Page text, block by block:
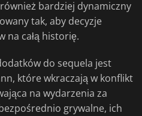
bardziej dynamiczny
tak, aby decyzje
na całą historię.
do sequela jest
które wkraczają w konflikt
na wydarzenia za
grywalne, ich